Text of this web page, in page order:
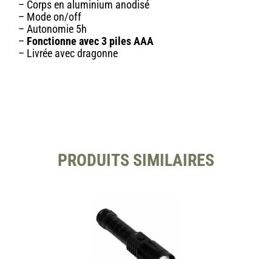
– Corps en aluminium anodisé
– Mode on/off
– Autonomie 5h
– Fonctionne avec 3 piles AAA
– Livrée avec dragonne
PRODUITS SIMILAIRES